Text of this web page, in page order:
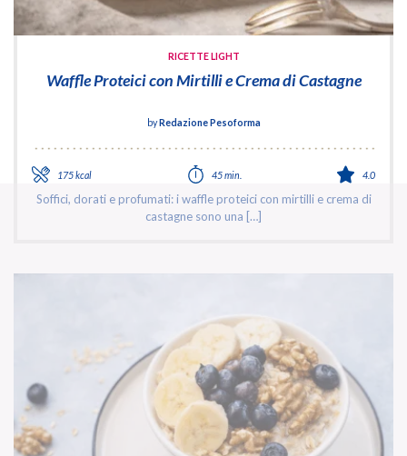
RICETTE LIGHT
Waffle Proteici con Mirtilli e Crema di Castagne
by Redazione Pesoforma
175 kcal 45 min. 4.0
Soffici, dorati e profumati: i waffle proteici con mirtilli e crema di
castagne sono una […]